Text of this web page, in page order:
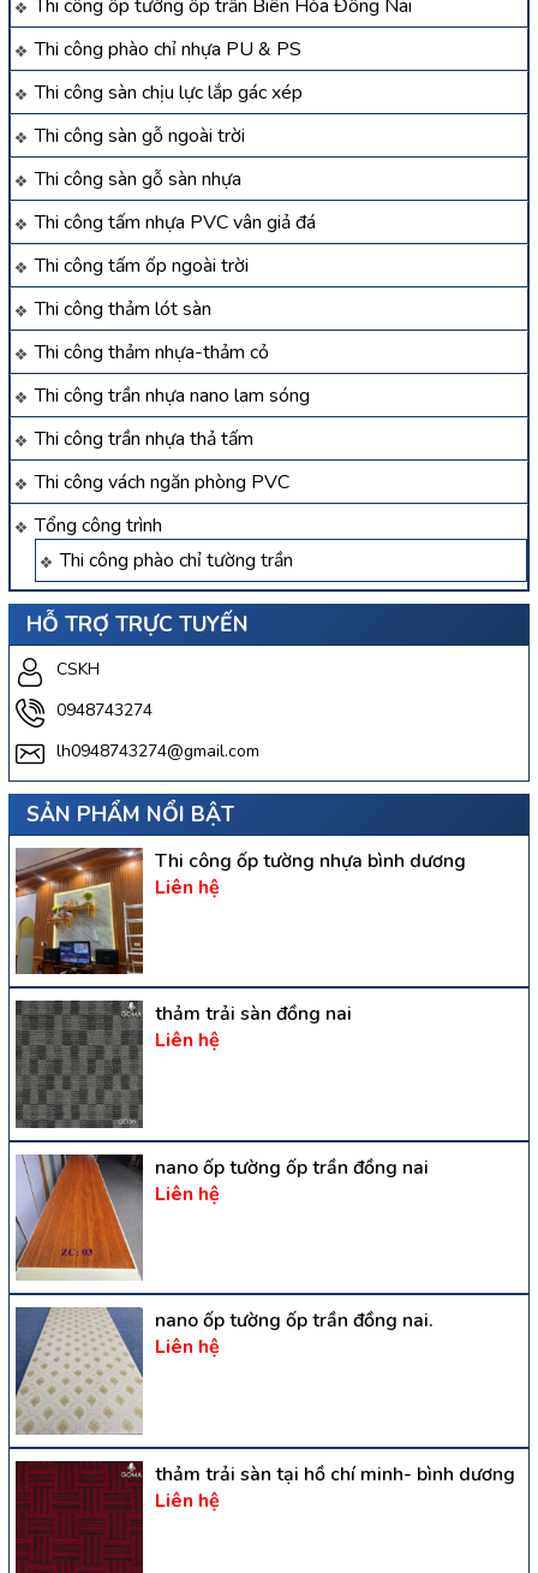
Thi công ốp tường ốp trần Biên Hòa Đồng Nai
Thi công phào chỉ nhựa PU & PS
Thi công sàn chịu lực lắp gác xép
Thi công sàn gỗ ngoài trời
Thi công sàn gỗ sàn nhựa
Thi công tấm nhựa PVC vân giả đá
Thi công tấm ốp ngoài trời
Thi công thảm lót sàn
Thi công thảm nhựa-thảm cỏ
Thi công trần nhựa nano lam sóng
Thi công trần nhựa thả tấm
Thi công vách ngăn phòng PVC
Tổng công trình
Thi công phào chỉ tường trần
HỖ TRỢ TRỰC TUYẾN
CSKH
0948743274
lh0948743274@gmail.com
SẢN PHẨM NỔI BẬT
Thi công ốp tường nhựa bình dương
Liên hệ
thảm trải sàn đồng nai
Liên hệ
nano ốp tường ốp trần đồng nai
Liên hệ
nano ốp tường ốp trần đồng nai.
Liên hệ
thảm trải sàn tại hồ chí minh- bình dương
Liên hệ